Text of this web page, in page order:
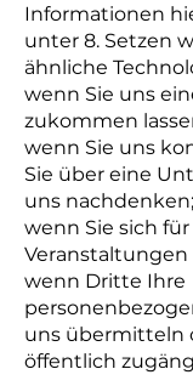
Informationen
unter 8. Setzen
ähnliche
wenn Sie uns
zukommen
wenn Sie uns
Sie über eine
uns nachdenken;
wenn Sie sich
wenn Dritte Ihre
uns übermitteln
öffentlich